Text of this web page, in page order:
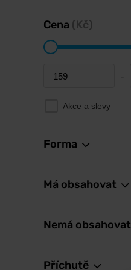
Cena (Kč)
Minimum price -
Maximum price
Akce a slevy
Forma
Má obsahovat
Nemá obsahovat
Příchutě